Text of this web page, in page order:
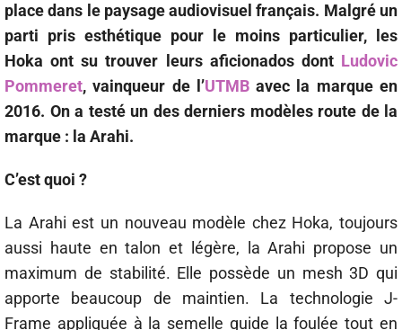
place dans le paysage audiovisuel français. Malgré un
parti pris esthétique pour le moins particulier, les
Hoka ont su trouver leurs aficionados dont Ludovic
Pommeret, vainqueur de l’UTMBavec la marque en
2016. On a testé un des derniers modèles route de la
marque : la Arahi.
C’est quoi ?
La Arahi est un nouveau modèle chez Hoka, toujours
aussi haute en talon et légère, la Arahi propose un
maximum de stabilité. Elle possède un mesh 3D qui
apporte beaucoup de maintien. La technologie J-
Frame appliquée à la semelle guide la foulée tout en